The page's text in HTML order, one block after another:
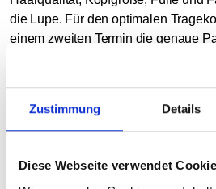
Zustimmung Details
Diese Webseite verwendet
die Lupe. Für den optimalen
einem zweiten Termin die genaue
Beim dritten Termin können Sie Ihr
genießen
Wo findet der Termin statt?